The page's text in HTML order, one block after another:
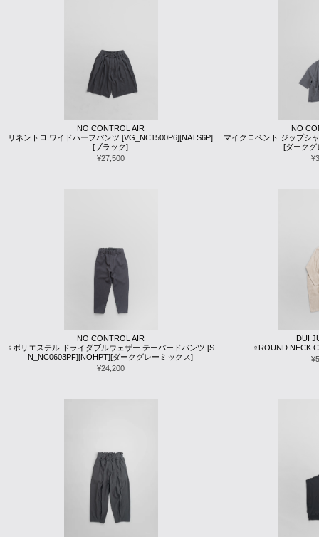
NO CONTROL AIR
リネントロ ワイドハーフパンツ [VG_NC1500P6][NATS6P]
[ブラック]
¥27,500
NO
マイクロベント ジップシ
[ダーク
NO CONTROL AIR
♀ポリエステル ドライダブルウェザー テーパードパンツ [S
N_NC0603PF][NOHPT][ダークグレーミックス]
¥24,200
DUI
♀ROUND NECK